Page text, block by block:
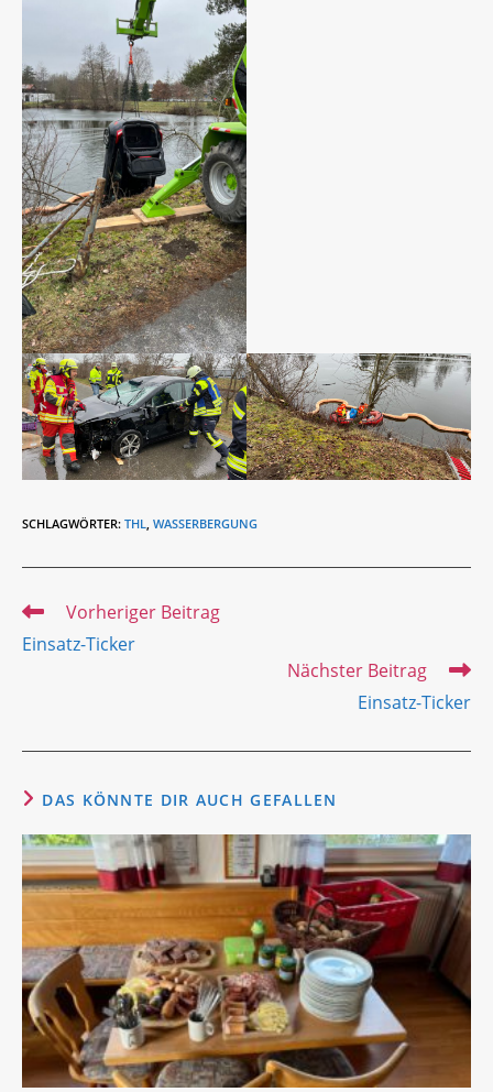
SCHLAGWÖRTER: THL WASSERBERGUNG
Weitere
ansehen
Vorheriger Beitrag
Einsatz-Ticker
Nächster Beitrag
Einsatz-Ticker
DAS KÖNNTE DIR AUCH GEFALLEN